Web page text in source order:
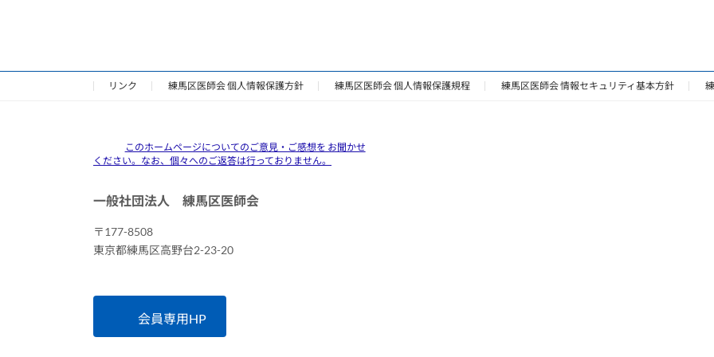
リンク 練馬区医師会 個人情報保護方針 練馬区医師会 個人情報保護規程 練馬区医師会 情報セキュリティ基本方針
このホームページについてのご意見・ご感想を お聞かせ
ください。なお、個々へのご返答は行っておりません。
一般社団法人 練馬区医師会
〒177-8508
東京都練馬区高野台2-23-20
会員専用HP